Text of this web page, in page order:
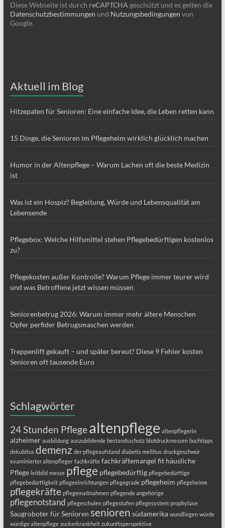
Diese Webseite ist durch reCAPTCHAgeschützt und es gelten die
Datenschutzbestimmungen und Nutzungsbedingungen von
Google.
Aktuell im Blog
Hitzepaten für Senioren: Eine einfache Idee, die Leben retten kann
15 Dinge, die Senioren im Pflegeheim wirklich glücklich machen
Humor in der Altenpflege – Warum Lachen oft die beste Medizin
ist
Was ist ein Hospiz? Begleitung, Würde und Lebensqualität am
Lebensende
Pflegebox: Welche Hilfsmittel stehen Pflegebedürftigen kostenlos
zu?
Pflegekosten außer Kontrolle? Warum Pflege immer teurer wird
und was Betroffene jetzt wissen müssen
Seniorenbetrug 2026: Warum immer mehr ältere Menschen
Opfer perfider Betrugsmaschen werden
Treppenlift gekauft – und später bereut? Diese 9 Fehler kosten
Senioren oft tausende Euro
Schlagwörter
24 Stunden Pflegealtenpflege altenpflegerin
alzheimer ausbildung auszubildende bestandsschutz blutdruckmessen buchtipps
dekubitus demenz der pflegeaufstand diabetis mellitus druckgeschwür
examinierter altenpfleger fachkräfte fachkräftemangel fit häusliche
Pflege leitbild messe pflege pflegebedürftig pflegebedürftige
pflegebedürftigkeit pflegeeinrichtungen pflegegrade pflegeheim pflegeheime
pflegekräfte pflegemaßnahmen pflegende angehörige
pflegenotstand pflegeschulen pflegestufen pflegesystem prophylaxe
Saugroboter für Senioren senioren südamerika wundliegen würde
würdige altenpflege zuckerkrankheit zukunftsperspektive